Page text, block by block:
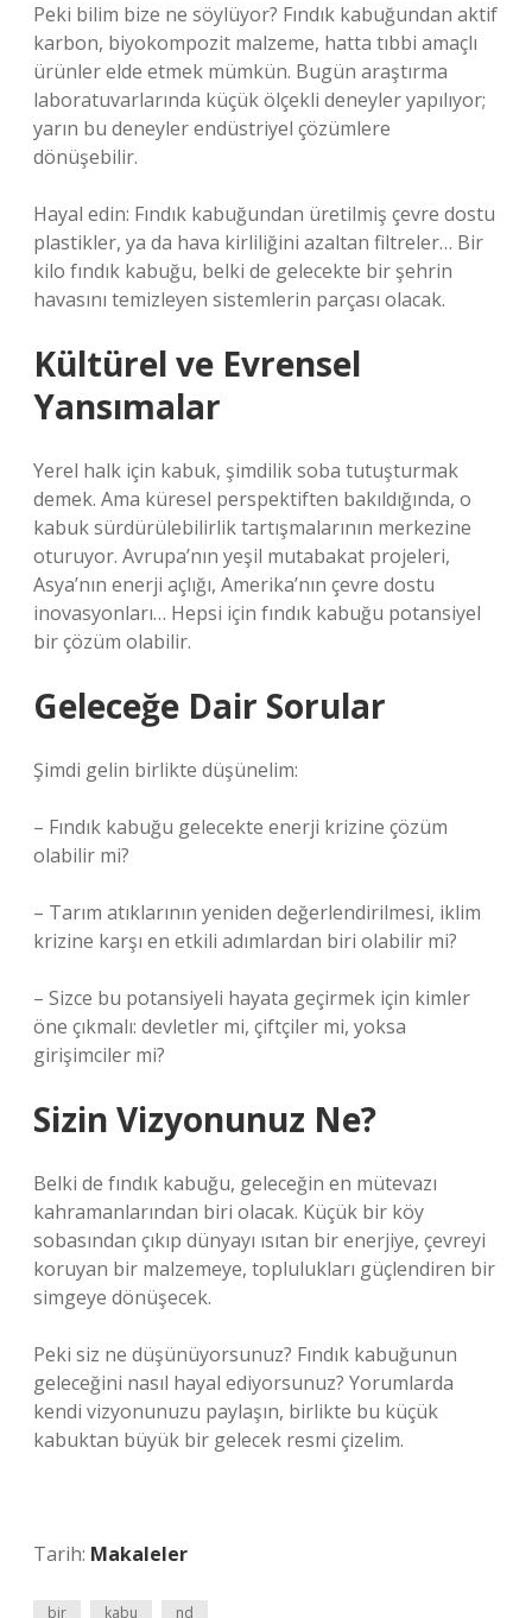
Peki bilim bize ne söylüyor? Fındık kabuğundan aktif
karbon, biyokompozit malzeme, hatta tıbbi amaçlı
ürünler elde etmek mümkün. Bugün araştırma
laboratuvarlarında küçük ölçekli deneyler yapılıyor;
yarın bu deneyler endüstriyel çözümlere
dönüşebilir.
Hayal edin: Fındık kabuğundan üretilmiş çevre dostu
plastikler, ya da hava kirliliğini azaltan filtreler… Bir
kilo fındık kabuğu, belki de gelecekte bir şehrin
havasını temizleyen sistemlerin parçası olacak.
Kültürel ve Evrensel
Yansımalar
Yerel halk için kabuk, şimdilik soba tutuşturmak
demek. Ama küresel perspektiften bakıldığında, o
kabuk sürdürülebilirlik tartışmalarının merkezine
oturuyor. Avrupa’nın yeşil mutabakat projeleri,
Asya’nın enerji açlığı, Amerika’nın çevre dostu
inovasyonları… Hepsi için fındık kabuğu potansiyel
bir çözüm olabilir.
Geleceğe Dair Sorular
Şimdi gelin birlikte düşünelim:
– Fındık kabuğu gelecekte enerji krizine çözüm
olabilir mi?
– Tarım atıklarının yeniden değerlendirilmesi, iklim
krizine karşı en etkili adımlardan biri olabilir mi?
– Sizce bu potansiyeli hayata geçirmek için kimler
öne çıkmalı: devletler mi, çiftçiler mi, yoksa
girişimciler mi?
Sizin Vizyonunuz Ne?
Belki de fındık kabuğu, geleceğin en mütevazı
kahramanlarından biri olacak. Küçük bir köy
sobasından çıkıp dünyayı ısıtan bir enerjiye, çevreyi
koruyan bir malzemeye, toplulukları güçlendiren bir
simgeye dönüşecek.
Peki siz ne düşünüyorsunuz? Fındık kabuğunun
geleceğini nasıl hayal ediyorsunuz? Yorumlarda
kendi vizyonunuzu paylaşın, birlikte bu küçük
kabuktan büyük bir gelecek resmi çizelim.
Tarih: Makaleler
bir kabu nd